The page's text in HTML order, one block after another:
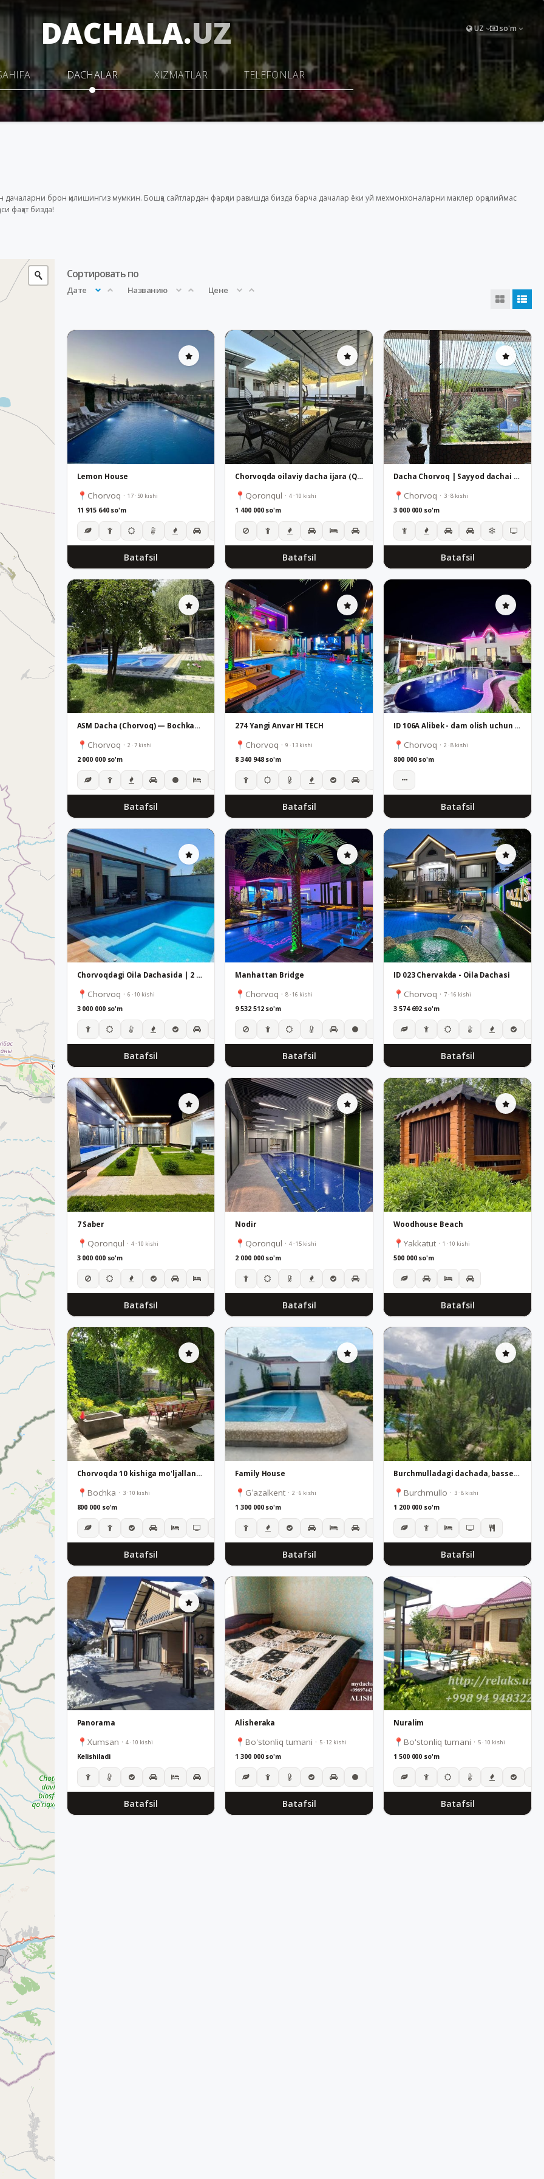
DACHALA.UZ
DACHALAR XIZMATLAR TELEFONLAR
UZ so'm
дачаларни брон қилишингиз мумкин. Бошқа сайтлардан фарқли равишда бизда барча дачалар ёки уй мехмонхоналарни маклер орқалиймас
фақат бизда!
Сортировать по
Дате Названию Цене
Lemon House
Chorvoq · 17 · 50 kishi
11 915 640 so'm
Batafsil
Chorvoqda oilaviy dacha ijara (Qoronqul) — Narxlari va rasmlari
Qoronqul · 4 · 10 kishi
1 400 000 so'm
Batafsil
Dacha Chorvoq | Sayyod dachai | Oilangiz va yaqinlaringiz uchun maxsus dacha
Chorvoq · 3 · 8 kishi
3 000 000 so'm
Batafsil
ASM Dacha (Chorvoq) — Bochkadan atigi 3 km masofada, ulfatlar va oilaviy hordiq uchun!
Chorvoq · 2 · 7 kishi
2 000 000 so'm
Batafsil
274 Yangi Anvar HI TECH
Chorvoq · 9 · 13 kishi
8 340 948 so'm
Batafsil
ID 106А Alibek - dam olish uchun dacha
Chorvoq · 2 · 8 kishi
800 000 so'm
Batafsil
Chorvoqdagi Oila Dachasida | 2 Ta Basseyn va Sauna
Chorvoq · 6 · 10 kishi
3 000 000 so'm
Batafsil
Manhattan Bridge
Chorvoq · 8 · 16 kishi
9 532 512 so'm
Batafsil
ID 023 Chervakda - Oila Dachasі
Chorvoq · 7 · 16 kishi
3 574 692 so'm
Batafsil
7 Saber
Qoronqul · 4 · 10 kishi
3 000 000 so'm
Batafsil
Nodir
Qoronqul · 4 · 15 kishi
2 000 000 so'm
Batafsil
Woodhouse Beach
Yakkatut · 1 · 10 kishi
500 000 so'm
Batafsil
Chorvoqda 10 kishiga mo'ljallangan dacha | Basseyn, bog', daryo 2 daqiqada
Bochka · 3 · 10 kishi
800 000 so'm
Batafsil
Family House
Gʻazalkent · 2 · 6 kishi
1 300 000 so'm
Batafsil
Burchmulladagi dachada, basseyn va tapchan bilan | Chorvoq dengizi bo'yida dam olish
Burchmullo · 3 · 8 kishi
1 200 000 so'm
Batafsil
Panorama
Xumsan · 4 · 10 kishi
Kelishiladi
Batafsil
Alisheraka
Bo'stonliq tumani · 5 · 12 kishi
1 300 000 so'm
Batafsil
Nuralim
Bo'stonliq tumani · 5 · 10 kishi
1 500 000 so'm
Batafsil